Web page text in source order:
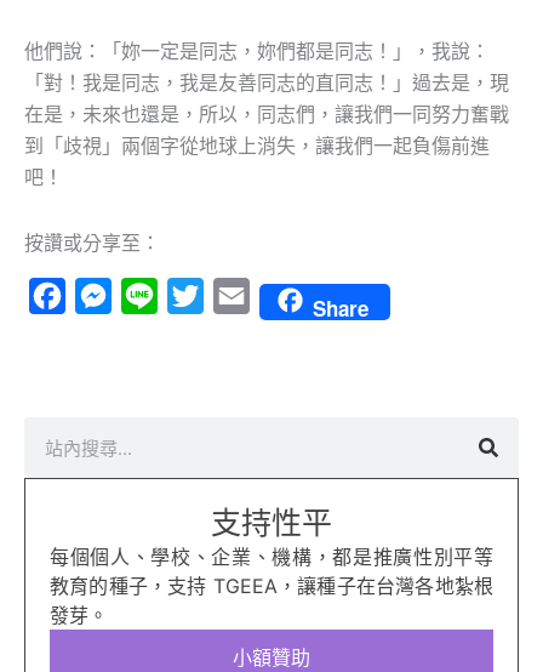
他們說：「妳一定是同志，妳們都是同志！」，我說：
「對！我是同志，我是友善同志的直同志！」過去是，現
在是，未來也還是，所以，同志們，讓我們一同努力奮戰
到「歧視」兩個字從地球上消失，讓我們一起負傷前進
吧！
按讚或分享至：
FacebookMessenger
Line TwitterEmail Share
支持性平
每個個人、學校、企業、機構，都是推廣性別平等
教育的種子，支持 TGEEA，讓種子在台灣各地紮根
發芽。
小額贊助